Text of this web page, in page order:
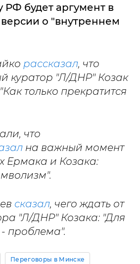
РФ будет аргумент в
о "внутреннем
рассказал, что
куратор "Л/ДНР" Козак
только прекратится
что
на важный момент
Ермака и Козака:
сказал, чего ждать от
"Л/ДНР" Козака: "Для
проблема".
Переговоры в Минске